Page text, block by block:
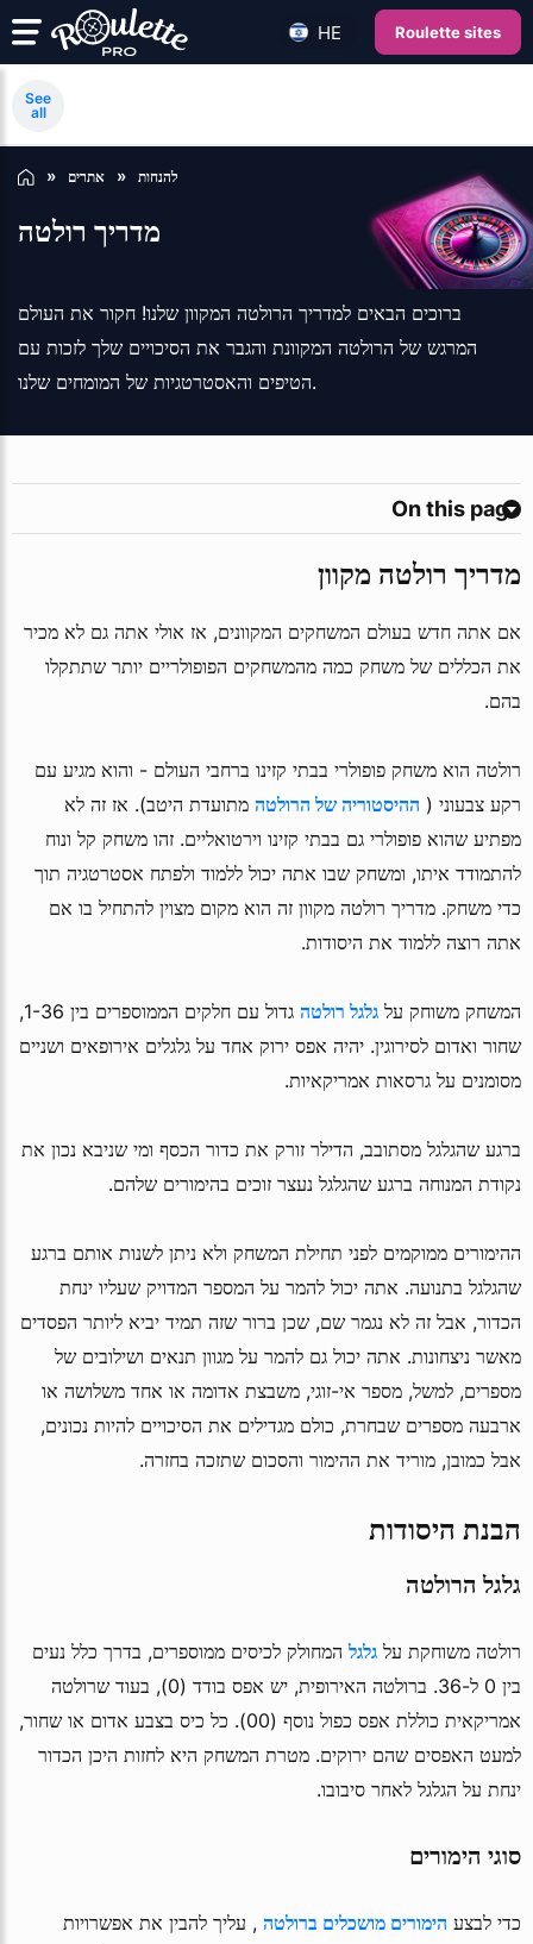
HE Roulette sites
See
all
אתרים להנחות
מדריך רולטה
ברוכים הבאים למדריך הרולטה המקוון שלנו! חקור את העולם
המרגש של הרולטה המקוונת והגבר את הסיכויים שלך לזכות עם
הטיפים והאסטרטגיות של המומחים שלנו.
On this page
מדריך רולטה מקוון
אם אתה חדש בעולם המשחקים המקוונים, אז אולי אתה גם לא מכיר
את הכללים של משחק כמה מהמשחקים הפופולריים יותר שתתקלו
בהם.
רולטה הוא משחק פופולרי בבתי קזינו ברחבי העולם - והוא מגיע עם
רקע צבעוני ( ההיסטוריה של הרולטה מתועדת היטב). אז זה לא
מפתיע שהוא פופולרי גם בבתי קזינו וירטואליים. זהו משחק קל ונוח
להתמודד איתו, ומשחק שבו אתה יכול ללמוד ולפתח אסטרטגיה תוך
כדי משחק. מדריך רולטה מקוון זה הוא מקום מצוין להתחיל בו אם
אתה רוצה ללמוד את היסודות.
המשחק משוחק על גלגל רולטה
גדול עם חלקים הממוספרים בין 1-36,
שחור ואדום לסירוגין. יהיה אפס ירוק אחד על גלגלים אירופאים ושניים
מסומנים על גרסאות אמריקאיות.
ברגע שהגלגל מסתובב, הדילר זורק את כדור הכסף ומי שניבא נכון את
נקודת המנוחה ברגע שהגלגל נעצר זוכים בהימורים שלהם.
ההימורים ממוקמים לפני תחילת המשחק ולא ניתן לשנות אותם ברגע
שהגלגל בתנועה. אתה יכול להמר על המספר המדויק שעליו ינחת
הכדור, אבל זה לא נגמר שם, שכן ברור שזה תמיד יביא ליותר הפסדים
מאשר ניצחונות. אתה יכול גם להמר על מגוון תנאים ושילובים של
מספרים, למשל, מספר אי-זוגי, משבצת אדומה או אחד משלושה או
ארבעה מספרים שבחרת, כולם מגדילים את הסיכויים להיות נכונים,
אבל כמובן, מוריד את ההימור והסכום שתזכה בחזרה.
הבנת היסודות
גלגל הרולטה
רולטה משוחקת על גלגל המחולק לכיסים ממוספרים, בדרך כלל נעים
בין 0 ל-36. ברולטה האירופית, יש אפס בודד (0), בעוד שרולטה
אמריקאית כוללת אפס כפול נוסף (00). כל כיס בצבע אדום או שחור,
למעט האפסים שהם ירוקים. מטרת המשחק היא לחזות היכן הכדור
ינחת על הגלגל לאחר סיבובו.
סוגי הימורים
כדי לבצע הימורים מושכלים ברולטה , עליך להבין את אפשרויות